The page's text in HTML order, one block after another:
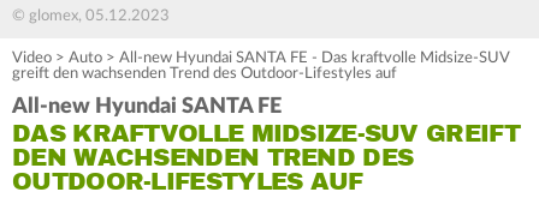
© glomex, 05.12.2023
Video > Auto > All-new Hyundai SANTA FE - Das kraftvolle Midsize-SUV
greift den wachsenden Trend des Outdoor-Lifestyles auf
All-new Hyundai SANTA FE
DAS KRAFTVOLLE MIDSIZE-SUV GREIFT
DEN WACHSENDEN TREND DES
OUTDOOR-LIFESTYLES AUF